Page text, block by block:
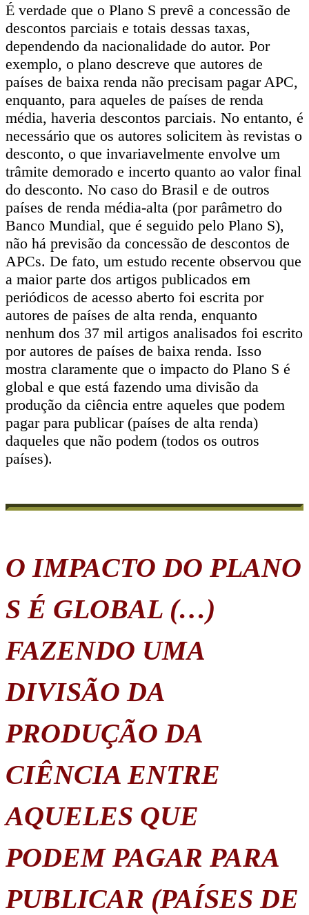
É verdade que o Plano S prevê a concessão de
descontos parciais e totais dessas taxas,
dependendo da nacionalidade do autor. Por
exemplo, o plano descreve que autores de
países de baixa renda não precisam pagar APC,
enquanto, para aqueles de países de renda
média, haveria descontos parciais. No entanto, é
necessário que os autores solicitem às revistas o
desconto, o que invariavelmente envolve um
trâmite demorado e incerto quanto ao valor final
do desconto. No caso do Brasil e de outros
países de renda média-alta (por parâmetro do
Banco Mundial, que é seguido pelo Plano S),
não há previsão da concessão de descontos de
APCs. De fato, um estudo recente observou que
a maior parte dos artigos publicados em
periódicos de acesso aberto foi escrita por
autores de países de alta renda, enquanto
nenhum dos 37 mil artigos analisados foi escrito
por autores de países de baixa renda. Isso
mostra claramente que o impacto do Plano S é
global e que está fazendo uma divisão da
produção da ciência entre aqueles que podem
pagar para publicar (países de alta renda)
daqueles que não podem (todos os outros
países).
O IMPACTO DO PLANO
S É GLOBAL (…)
FAZENDO UMA
DIVISÃO DA
PRODUÇÃO DA
CIÊNCIA ENTRE
AQUELES QUE
PODEM PAGAR PARA
PUBLICAR (PAÍSES DE